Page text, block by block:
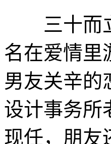
三十而立
名在爱情里
男友关辛的
设计事务所
现任，朋友